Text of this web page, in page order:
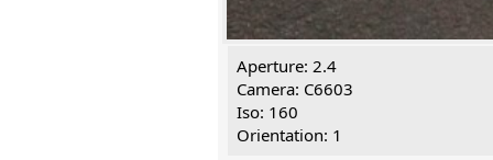
Aperture: 2.4
Camera: C6603
Iso: 160
Orientation: 1